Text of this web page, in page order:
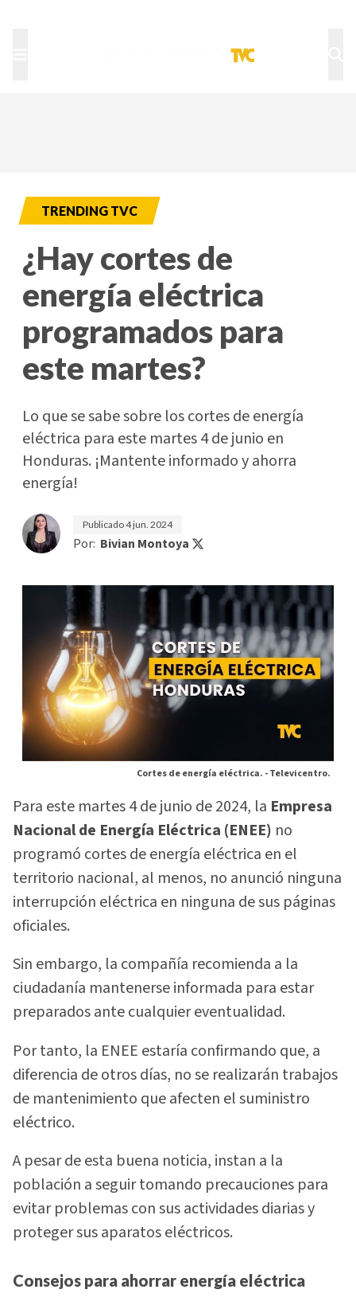
TRENDING TVC
¿Hay cortes de
energía eléctrica
programados para
este martes?
Lo que se sabe sobre los cortes de energía
eléctrica para este martes 4 de junio en
Honduras. ¡Mantente informado y ahorra
energía!
Publicado4 jun. 2024
Por: Bivian Montoya
Cortes de energía eléctrica. -Televicentro.
Para este martes 4 de junio de 2024, la Empresa
Nacional de Energía Eléctrica (ENEE) no
programó cortes de energía eléctrica en el
territorio nacional, al menos, no anunció ninguna
interrupción eléctrica en ninguna de sus páginas
oficiales.
Sin embargo, la compañía recomienda a la
ciudadanía mantenerse informada para estar
preparados ante cualquier eventualidad.
Por tanto, la ENEE estaría confirmando que, a
diferencia de otros días, no se realizarán trabajos
de mantenimiento que afecten el suministro
eléctrico.
A pesar de esta buena noticia, instan a la
población a seguir tomando precauciones para
evitar problemas con sus actividades diarias y
proteger sus aparatos eléctricos.
Consejos para ahorrar energía eléctrica